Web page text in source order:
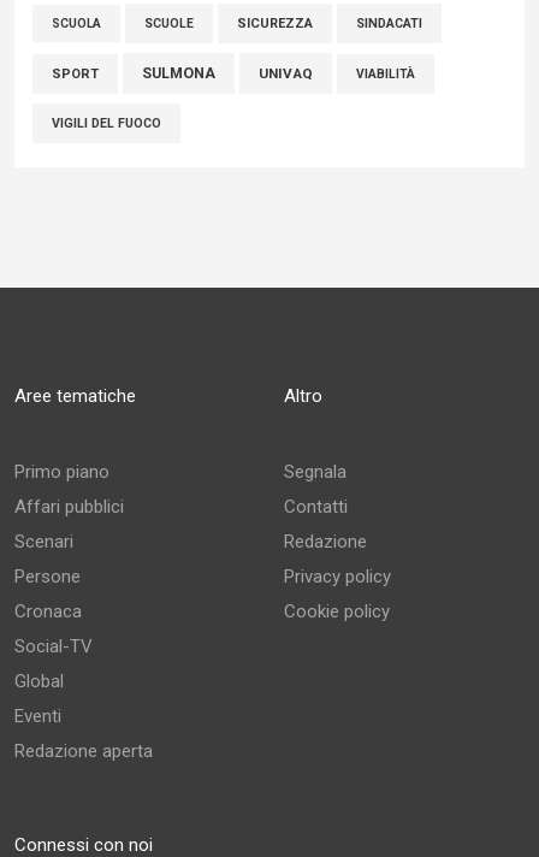
SCUOLA SCUOLE SICUREZZA SINDACATI
SPORT SULMONA UNIVAQ VIABILITÀ
VIGILI DEL FUOCO
Aree tematiche
Primo piano
Affari pubblici
Scenari
Persone
Cronaca
Social-TV
Global
Eventi
Redazione aperta
Altro
Segnala
Contatti
Redazione
Privacy policy
Cookie policy
Connessi con noi